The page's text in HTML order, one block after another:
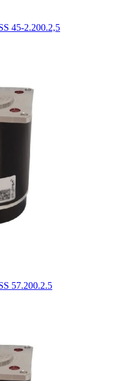
45-2.200.2,5
57.200.2.5